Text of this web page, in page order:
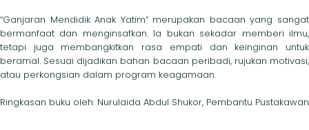
“Ganjaran Mendidik Anak Yatim” merupakan bacaan yang sangat
bermanfaat dan menginsafkan. Ia bukan sekadar memberi ilmu,
tetapi juga membangkitkan rasa empati dan keinginan untuk
beramal. Sesuai dijadikan bahan bacaan peribadi, rujukan motivasi,
atau perkongsian dalam program keagamaan.
Ringkasan buku oleh: Nurulaida Abdul Shukor, Pembantu Pustakawan